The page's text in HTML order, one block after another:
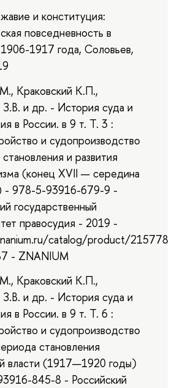
и конституция:
повседневность в
1917 года, Соловьев,
Краковский К.П.,
и др. - История суда и
в России. в 9 т. Т. 3 :
и судопроизводство
и развития
(конец XVII — середина
- 978-5-93916-679-9 -
государственный
правосудия - 2019 -
catalog/product/2157787
- ZNANIUM
Краковский К.П.,
и др. - История суда и
в России. в 9 т. Т. 6 :
и судопроизводство
становления
власти (1917—1920 годы)
845-8 - Российский